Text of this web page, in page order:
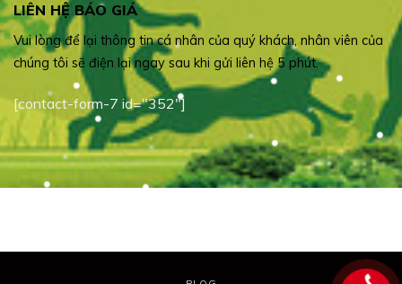
LIÊN HỆ BÁO GIÁ
Vui lòng để lại thông tin cá nhân của quý khách, nhân viên của
chúng tôi sẽ điện lại ngay sau khi gửi liên hệ 5 phút.
[contact-form-7 id="352"]